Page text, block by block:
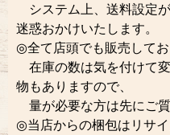
システム上、送料設定
迷惑おかけいたします。
◎全て店頭でも販売してお
在庫の数は気を付けて
物もありますので、
量が必要な方は先にご質
◎当店からの梱包はリサイ